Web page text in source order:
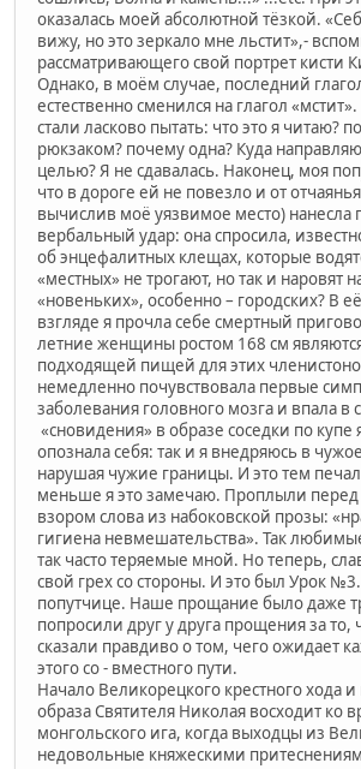
оказалась моей абсолютной тёзкой.
вижу, но это зеркало мне льстит»,-
рассматривающего свой портрет кисти
Однако, в моём случае, последний
естественно сменился на глагол
стали ласково пытать: что это я читаю?
рюкзаком? почему одна? Куда
целью? Я не сдавалась. Наконец, моя
что в дороге ей не повезло и от
вычислив моё уязвимое место) нанесла
вербальный удар: она спросила,
об энцефалитных клещах, которые
«местных» не трогают, но так и наровят
«новеньких», особенно – городских? В
взгляде я прочла себе смертный
летние женщины ростом 168 см
подходящей пищей для этих
немедленно почувствовала первые
заболевания головного мозга и впала в
«сновидения» в образе соседки по купе
опознала себя: так и я внедряюсь в
нарушая чужие границы. И это тем
меньше я это замечаю. Проплыли
взором слова из набоковской прозы:
гигиена невмешательства». Так
так часто теряемые мной. Но теперь,
свой грех со стороны. И это был Урок
попутчице. Наше прощание было даже
попросили друг у друга прощения за то,
сказали правдиво о том, чего ожидает
этого со - вместного пути.
Начало Великорецкого крестного хода
образа Святителя Николая восходит ко
монгольского ига, когда выходцы из
недовольные княжескими